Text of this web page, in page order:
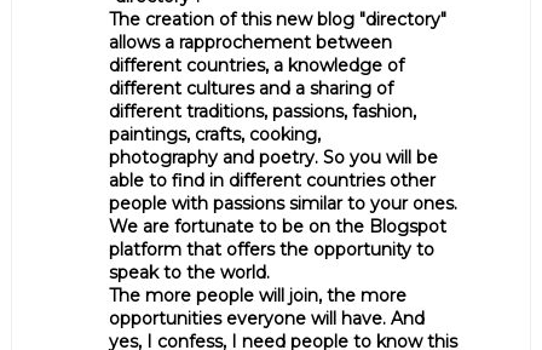
The creation of this new blog "directory"
allows a rapprochement between
different countries, a knowledge of
different cultures and a sharing of
different traditions, passions, fashion,
paintings, crafts, cooking,
photography and poetry. So you will be
able to find in different countries other
people with passions similar to your ones.
We are fortunate to be on the Blogspot
platform that offers the opportunity to
speak to the world.
The more people will join, the more
opportunities everyone will have. And
yes, I confess, I need people to know this